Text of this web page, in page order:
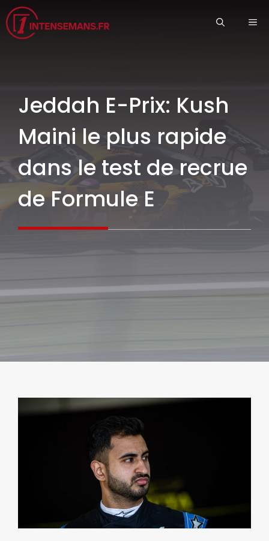
Aller
au
contenu
Jeddah E-Prix: Kush
Maini le plus rapide
dans le test de recrue
de Formule E